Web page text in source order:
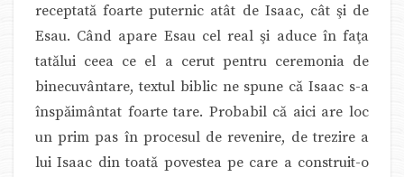
receptată foarte puternic atât de Isaac, cât şi de
Esau. Când apare Esau cel real şi aduce în faţa
tatălui ceea ce el a cerut pentru ceremonia de
binecuvântare, textul biblic ne spune că Isaac s-a
înspăimântat foarte tare. Probabil că aici are loc
un prim pas în procesul de revenire, de trezire a
lui Isaac din toată povestea pe care a construit-o